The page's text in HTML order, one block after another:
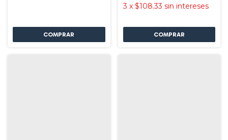
3 x $108.33 sin intereses